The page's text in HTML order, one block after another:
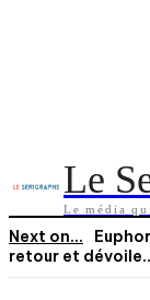
Le
Le média
Next on...
retour et